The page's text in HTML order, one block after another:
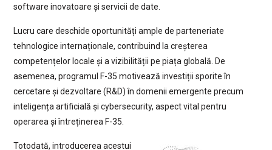
software inovatoare și servicii de date.
Lucru care deschide oportunități ample de parteneriate
tehnologice internaționale, contribuind la creșterea
competențelor locale și a vizibilității pe piața globală. De
asemenea, programul F-35 motivează investiții sporite în
cercetare și dezvoltare (R&D) în domenii emergente precum
inteligența artificială și cybersecurity, aspect vital pentru
operarea și întreținerea F-35.
Totodată, introducerea acestui